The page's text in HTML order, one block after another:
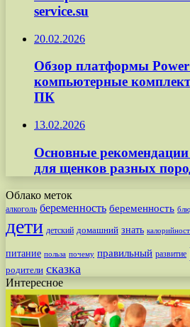
service.su
20.02.2026
Обзор платформы
компьютерные
ПК
13.02.2026
Основные
для щенков разных
Облако меток
алкоголь беременность беременность
дети детский домашний знать
питание польза почему правильный развитие
родители сказка
Интересное